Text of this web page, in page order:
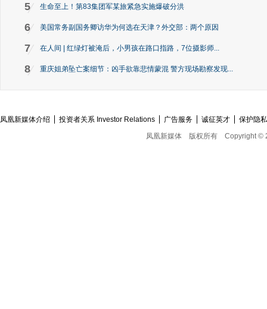
5 生命至上！第83集团军某旅紧急实施爆破分洪
6 美国常务副国务卿访华为何选在天津？外交部：两个原因
7 在人间 | 红绿灯被淹后，小男孩在路口指路，7位摄影师...
8 重庆姐弟坠亡案细节：凶手欲靠悲情蒙混 警方现场勘察发现...
凤凰新媒体介绍 投资者关系 Investor Relations 广告服务 诚征英才
保护隐
凤凰新媒体
版权所有 Copyright ©